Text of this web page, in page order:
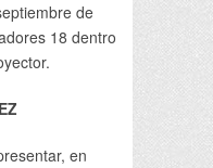
de
18 dentro
en